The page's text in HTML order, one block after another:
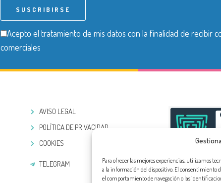
Para ofrecer las mejores experiencias, utilizamos
a la información del dispositivo. El consentimiento
el comportamiento de navegación o las
Acepto el tratamiento de mis datos con la finalidad de recibir
comerciales
AVISO LEGAL
POLÍTICA DE PRIVACIDAD
COOKIES
TELEGRAM